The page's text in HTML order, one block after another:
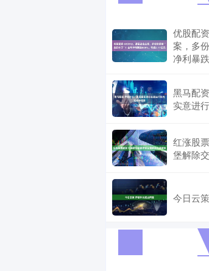
优股配
案，多
净利暴
黑马配
实意进
红涨股
堡解除
今日云